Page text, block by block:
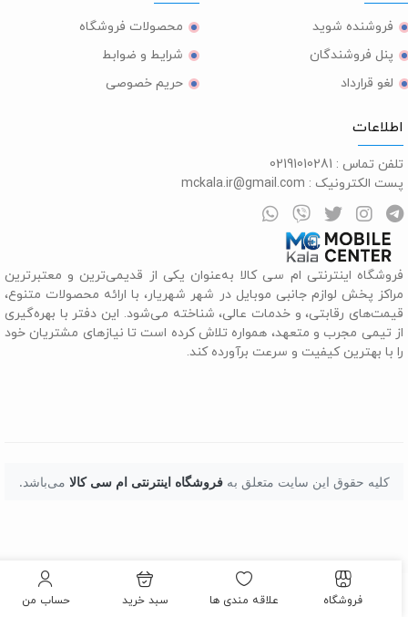
فروشگاه علاقه مندی ها سبد خرید حساب من
فروشنده شوید
پنل فروشندگان
لغو قرارداد
محصولات فروشگاه
شرایط و ضوابط
حریم خصوصی
تماس : 02191010281
الکترونیک : mckala.ir@gmail.com
اینترنتی ام سی کالا به‌عنوان یکی از قدیمی‌ترین و معتبرترین
پخش لوازم جانبی موبایل در شهر شهریار، با ارائه محصولات متنوع،
رقابتی، و خدمات عالی، شناخته می‌شود. این دفتر با بهره‌گیری
تیمی مجرب و متعهد، همواره تلاش کرده است تا نیازهای مشتریان خود
با بهترین کیفیت و سرعت برآورده کند.
کلیه حقوق این سایت متعلق بهفروشگاه اینترنتی ام سی کالامی‌باشد.